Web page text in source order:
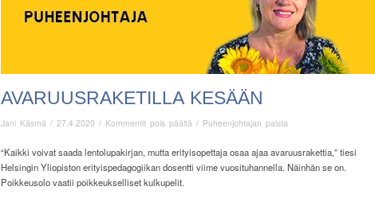
AVARUUSRAKETILLA KESÄÄN
Jani Käsmä / 27.4.2020 / Kommentit pois päältä artikkelissa
kesään
/ Puheenjohtajan palsta
“Kaikki voivat saada lentolupakirjan, mutta erityisopettaja osaa ajaa avaruusrakettia,” tiesi
Helsingin Yliopiston erityispedagogiikan dosentti viime vuosituhannella. Näinhän se on.
Poikkeusolo vaatii poikkeukselliset kulkupelit.